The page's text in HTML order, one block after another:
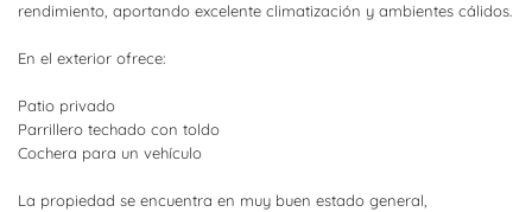
rendimiento, aportando excelente climatización y ambientes cálidos.
En el exterior ofrece:
Patio privado
Parrillero techado con toldo
Cochera para un vehículo
La propiedad se encuentra en muy buen estado general,